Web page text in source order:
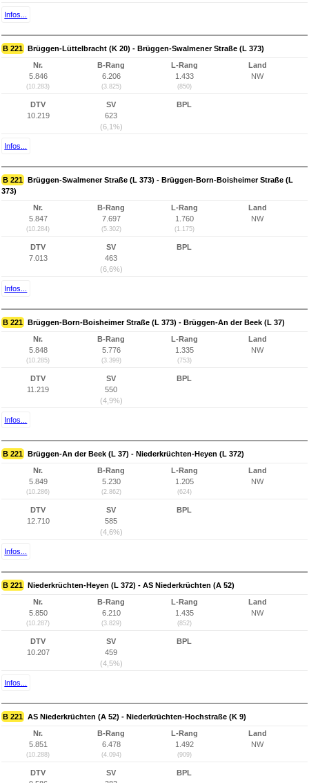
Infos...
B 221 Brüggen-Lüttelbracht (K 20) - Brüggen-Swalmener Straße (L 373)
Nr.
5.846
(10.283)
B-Rang
6.206
(3.825)
L-Rang
1.433
(850)
Land
NW
DTV
10.219
SV
623
(6,1%)
BPL
Infos...
B 221 Brüggen-Swalmener Straße (L 373) - Brüggen-Born-Boisheimer Straße (L
373)
Nr.
5.847
(10.284)
B-Rang
7.697
(5.302)
L-Rang
1.760
(1.175)
Land
NW
DTV
7.013
SV
463
(6,6%)
BPL
Infos...
B 221 Brüggen-Born-Boisheimer Straße (L 373) - Brüggen-An der Beek (L 37)
Nr.
5.848
(10.285)
B-Rang
5.776
(3.399)
L-Rang
1.335
(753)
Land
NW
DTV
11.219
SV
550
(4,9%)
BPL
Infos...
B 221 Brüggen-An der Beek (L 37) - Niederkrüchten-Heyen (L 372)
Nr.
5.849
(10.286)
B-Rang
5.230
(2.862)
L-Rang
1.205
(624)
Land
NW
DTV
12.710
SV
585
(4,6%)
BPL
Infos...
B 221 Niederkrüchten-Heyen (L 372) - AS Niederkrüchten (A 52)
Nr.
5.850
(10.287)
B-Rang
6.210
(3.829)
L-Rang
1.435
(852)
Land
NW
DTV
10.207
SV
459
(4,5%)
BPL
Infos...
B 221 AS Niederkrüchten (A 52) - Niederkrüchten-Hochstraße (K 9)
Nr.
5.851
(10.288)
B-Rang
6.478
(4.094)
L-Rang
1.492
(909)
Land
NW
DTV
SV
BPL